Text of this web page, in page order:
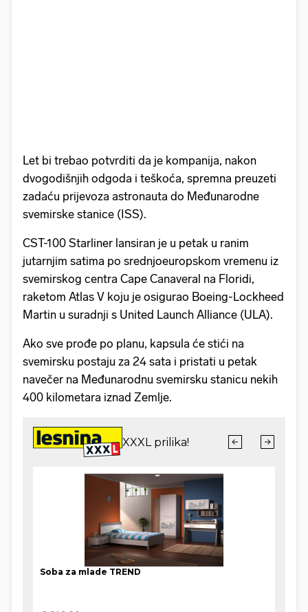
Let bi trebao potvrditi da je kompanija, nakon
dvogodišnjih odgoda i teškoća, spremna preuzeti
zadaću prijevoza astronauta do Međunarodne
svemirske stanice (ISS).
CST-100 Starliner lansiran je u petak u ranim
jutarnjim satima po srednjoeuropskom vremenu iz
svemirskog centra Cape Canaveral na Floridi,
raketom Atlas V koju je osigurao Boeing-Lockheed
Martin u suradnji s United Launch Alliance (ULA).
Ako sve prođe po planu, kapsula će stići na
svemirsku postaju za 24 sata i pristati u petak
navečer na Međunarodnu svemirsku stanicu nekih
400 kilometara iznad Zemlje.